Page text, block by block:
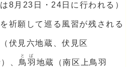
8月23日・24日に行われる）
祈願して巡る風習が残される
伏見六地蔵、伏見区
、 鳥羽
とば
地蔵（南区上鳥羽